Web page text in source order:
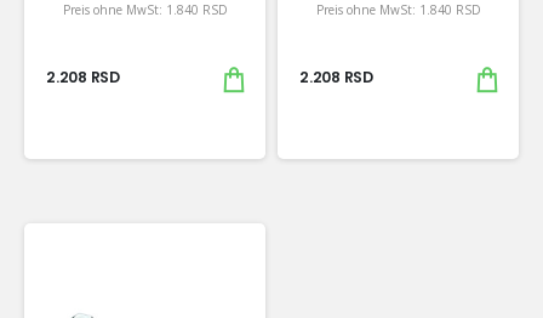
Preis ohne MwSt: 1.840 RSD
2.208 RSD
Preis ohne MwSt: 1.840 RSD
2.208 RSD